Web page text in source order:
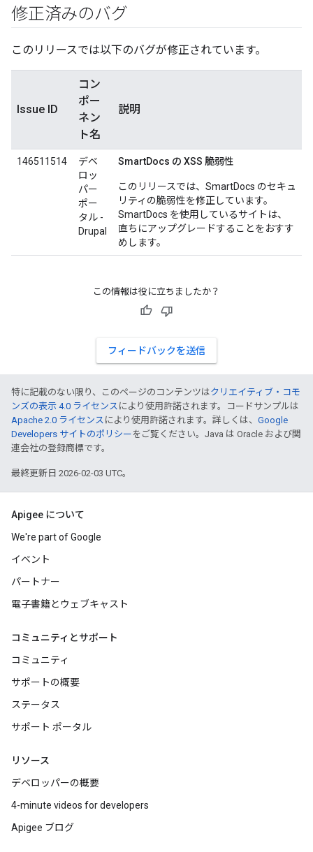
修正済みのバグ
このリリースでは以下のバグが修正されています。
Issue ID
コン
ポー
ネン
ト名
説明
146511514
デベ
ロッ
パー
ポー
タル -
Drupal
SmartDocs の XSS 脆弱性
このリリースでは、SmartDocs のセキュ
リティの脆弱性を修正しています。
SmartDocs を使用しているサイトは、
直ちにアップグレードすることをおすす
めします。
この情報は役に立ちましたか？
フィードバックを送信
特に記載のない限り、このページのコンテンツはクリエイティブ・コモ
ンズの表示 4.0 ライセンス により使用許諾されます。コードサンプルは
Apache 2.0 ライセンス により使用許諾されます。詳しくは、 Google
Developers サイトのポリシー をご覧ください。Java は Oracle および関
連会社の登録商標です。
最終更新日 2026-02-03 UTC。
Apigee について
We're part of Google
イベント
パートナー
電子書籍とウェブキャスト
コミュニティとサポート
コミュニティ
サポートの概要
ステータス
サポート ポータル
リソース
デベロッパーの概要
4-minute videos for developers
Apigee ブログ